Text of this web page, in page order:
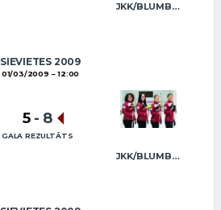
JKK/BLUMBERGA-BĒRZIŅA
SIEVIETES 2009
01/03/2009 12:00
JKK/BLUMBERGA-BĒRZIŅA
5 - 8
GALA REZULTĀTS